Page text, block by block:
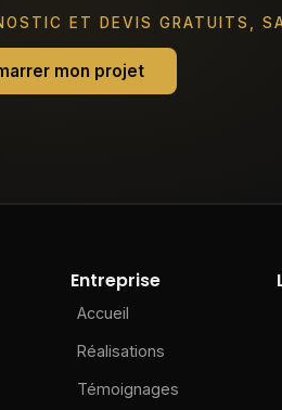
ET DEVIS GRATUITS,
mon projet
Entreprise
Accueil
Réalisations
Témoignages